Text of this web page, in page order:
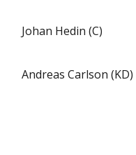
Johan Hedin (C)
Andreas Carlson (KD)